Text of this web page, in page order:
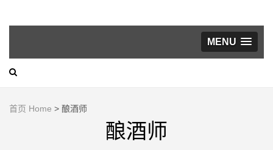
MENU
首页 Home > 酿酒师
酿酒师